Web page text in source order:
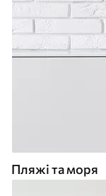
Пляжі та моря